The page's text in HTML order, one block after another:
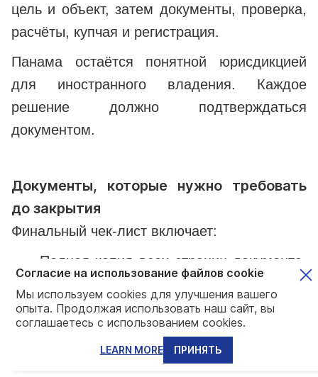
цель и объект, затем документы, проверка,
расчёты, купчая и регистрация.
Панама остаётся понятной юрисдикцией
для иностранного владения. Каждое
решение должно подтверждаться
документом.
Документы, которые нужно требовать
до закрытия
Финальный чек-лист включает:
Полная копия всех страниц документа,
удостоверяющего личность покупателя.
Цветная копия второго удостоверения
личности.
Документ, подтверждающий
Согласие на использование файлов cookie
Мы используем cookies для улучшения вашего
опыта. Продолжая использовать наш сайт, вы
соглашаетесь с использованием cookies.
LEARN MORE ПРИНЯТЬ